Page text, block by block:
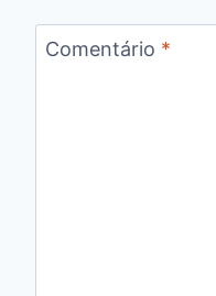
Comentário *